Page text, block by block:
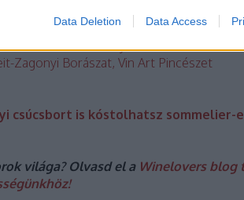
Data Deletion Data Access
standjainál találhatod meg a
Pincészet, Grócz Pincészet, Heumann
Malatinszky Kúria, Maul Zsolt
Zagonyi Borászat, Vin Art Pincészet
csúcsbort is kóstolhatsz sommelier-
világa? Olvasd el a Winelovers blog